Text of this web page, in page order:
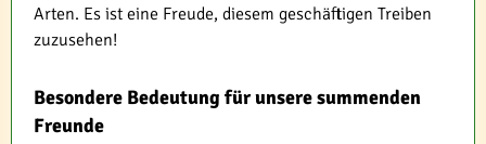
Arten. Es ist eine Freude, diesem geschäftigen Treiben
zuzusehen!
Besondere Bedeutung für unsere summenden
Freunde